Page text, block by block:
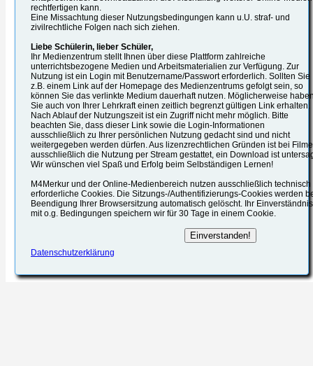
rechtfertigen kann.
Eine Missachtung dieser Nutzungsbedingungen kann u.U. straf- und
zivilrechtliche Folgen nach sich ziehen.
Liebe Schülerin, lieber Schüler,
Ihr Medienzentrum stellt Ihnen über diese Plattform zahlreiche
unterrichtsbezogene Medien und Arbeitsmaterialien zur Verfügung. Zur
Nutzung ist ein Login mit Benutzername/Passwort erforderlich. Sollten Sie
z.B. einem Link auf der Homepage des Medienzentrums gefolgt sein, so
können Sie das verlinkte Medium dauerhaft nutzen. Möglicherweise
Sie auch von Ihrer Lehrkraft einen zeitlich begrenzt gültigen Link erhalten.
Nach Ablauf der Nutzungszeit ist ein Zugriff nicht mehr möglich. Bitte
beachten Sie, dass dieser Link sowie die Login-Informationen
ausschließlich zu Ihrer persönlichen Nutzung gedacht sind und nicht
weitergegeben werden dürfen. Aus lizenzrechtlichen Gründen ist bei
ausschließlich die Nutzung per Stream gestattet, ein Download ist
Wir wünschen viel Spaß und Erfolg beim Selbständigen Lernen!
M4Merkur und der Online-Medienbereich nutzen ausschließlich technisch
erforderliche Cookies. Die Sitzungs-/Authentifizierungs-Cookies werden
Beendigung Ihrer Browsersitzung automatisch gelöscht. Ihr Einverständnis
mit o.g. Bedingungen speichern wir für 30 Tage in einem Cookie.
Datenschutzerklärung